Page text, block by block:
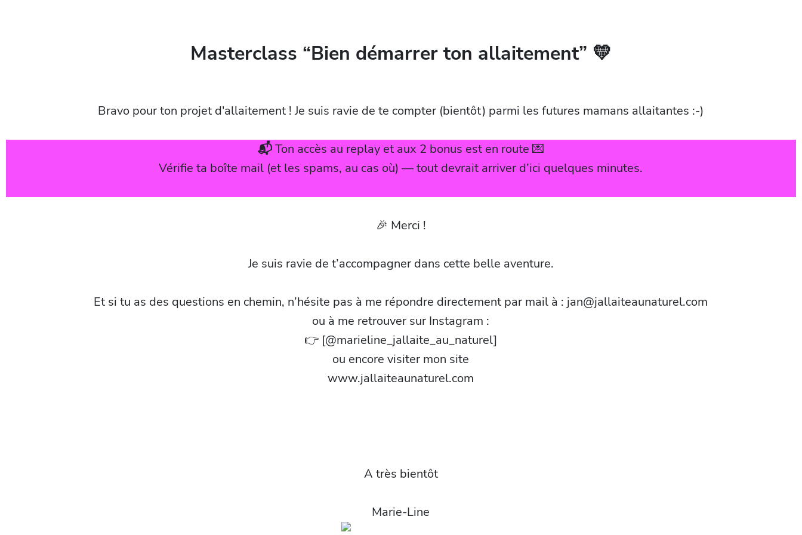
Masterclass “Bien démarrer ton allaitement” 💛
Bravo pour ton projet d'allaitement ! Je suis ravie de te compter (bientôt) parmi les futures mamans allaitantes :-)
📬Ton accès au replay et aux 2 bonus est en route 💌
Vérifie ta boîte mail (et les spams, au cas où) — tout devrait arriver d’ici quelques minutes.
🎉 Merci !
Je suis ravie de t’accompagner dans cette belle aventure.
Et si tu as des questions en chemin, n’hésite pas à me répondre directement par mail à : jan@jallaiteaunaturel.com
ou à me retrouver sur Instagram :
👉 [@marieline_jallaite_au_naturel]
ou encore visiter mon site
www.jallaiteaunaturel.com
A très bientôt
Marie-Line